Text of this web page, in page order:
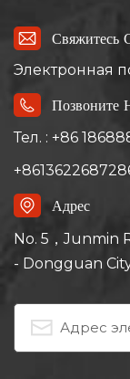
Свяжитесь
Электронная
Позвоните
Тел. : +86
Адрес
No. 5，Junmin
- Dongguan